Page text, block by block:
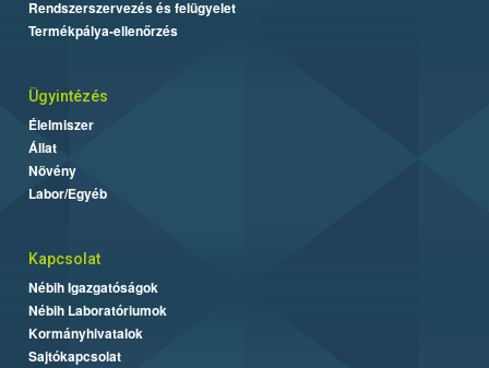
Rendszerszervezés és felügyelet
Termékpálya-ellenőrzés
Ügyintézés
Élelmiszer
Állat
Növény
Labor/Egyéb
Kapcsolat
Nébih Igazgatóságok
Nébih Laboratóriumok
Kormányhivatalok
Sajtókapcsolat